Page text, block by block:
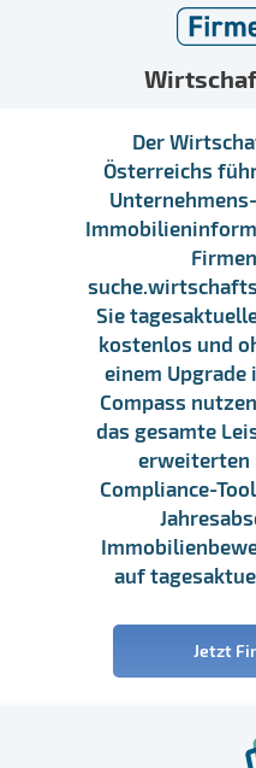
Der
Österreichs
Sie
kostenlos und
einem
Compass
das gesamte
erweiterten
Compliance-
auf
Jetzt